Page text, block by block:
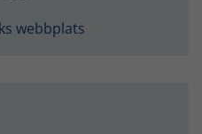
webbplats